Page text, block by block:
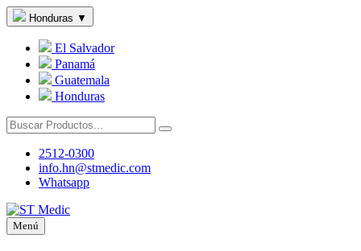
Honduras ▼
El Salvador
Panamá
Guatemala
Honduras
2512-0300
info.hn@stmedic.com
Whatsapp
Menú